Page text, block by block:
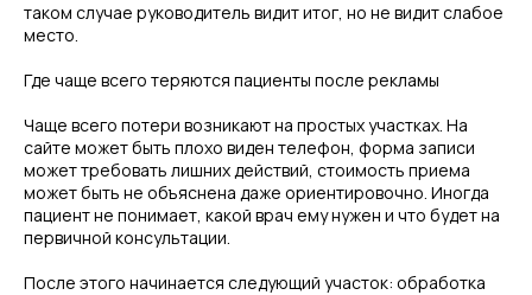
таком случае руководитель видит итог, но не видит слабое
место.
Где чаще всего теряются пациенты после рекламы
Чаще всего потери возникают на простых участках. На
сайте может быть плохо виден телефон, форма записи
может требовать лишних действий, стоимость приема
может быть не объяснена даже ориентировочно. Иногда
пациент не понимает, какой врач ему нужен и что будет на
первичной консультации.
После этого начинается следующий участок: обработка